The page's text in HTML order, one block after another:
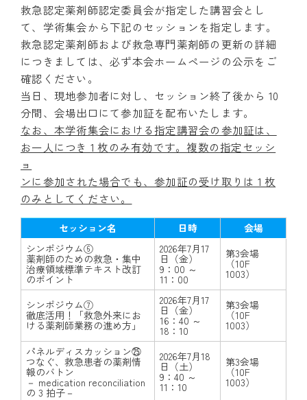
救急認定薬剤師認定委員会が指定した講習会とし
て、学術集会から下記のセッションを指定します。
救急認定薬剤師および救急専門薬剤師の更新の詳細
につきましては、必ず本会ホームページの公示をご
確認ください。
当日、現地参加者に対し、セッション終了後から 10
分間、会場出口にて参加証を配布いたします。
なお、本学術集会における指定講習会の参加証は、
お一人につき 1 枚のみ有効です。複数の指定セッシ
ョ
ンに参加された場合でも、参加証の受け取りは 1 枚
のみとしてください。
セッション名 日時
会場
シンポジウム⑥
薬剤師のための救急・集中
治療領域標準テキスト改訂
のポイント
2026年7月17
日（金）
9：00 ～
11：00
第3会場
（10F
1003）
シンポジウム⑦
徹底活用！「救急外来にお
ける薬剤師業務の進め方」
2026年7月17
日（金）
16：40 ～
18：10
第3会場
（10F
1003）
パネルディスカッション㉕
つなぐ、救急患者の薬剤情
報のバトン
－ medication reconciliation
の 3 拍子－
2026年7月18
日（土）
9：40 ～
11：10
第3会場
（10F
1003）